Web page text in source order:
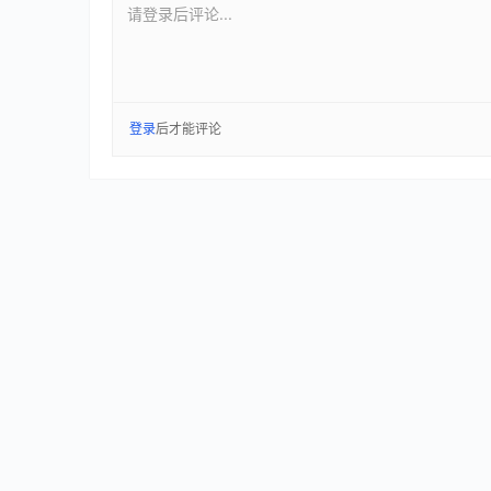
请登录后评论...
登录后才能评论